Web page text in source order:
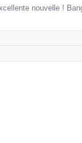
nouvelle !